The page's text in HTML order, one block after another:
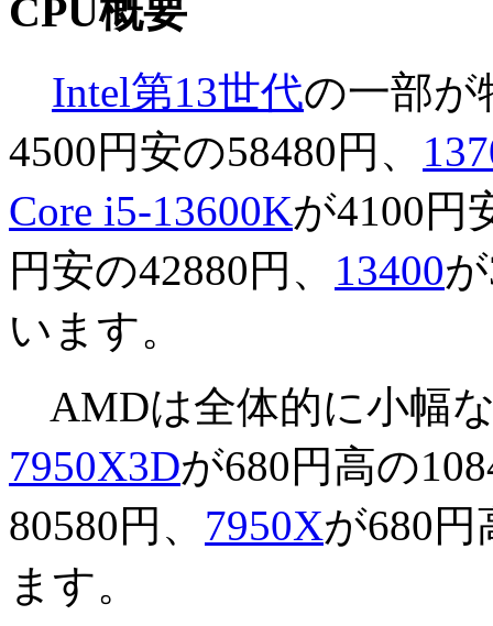
CPU概要
Intel第13世代の一部が
4500円安の58480円、
Core i5-13600Kが4100円
円安の42880円、 13400
います。
AMDは全体的に小幅
7950X3Dが680円高の
80580円、 7950Xが680
ます。